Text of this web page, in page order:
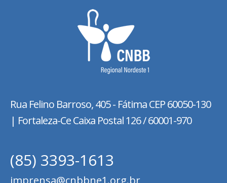
Rua Felino Barroso, 405 - FátimaCEP 60050-130
| Fortaleza-Ce Caixa Postal 126 / 60001-970
(85) 3393-1613
imprensa@cnbbne1.org.br